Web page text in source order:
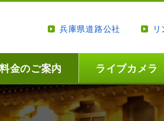
兵庫県道路公社 リ
料金のご案内 ライブカメラ